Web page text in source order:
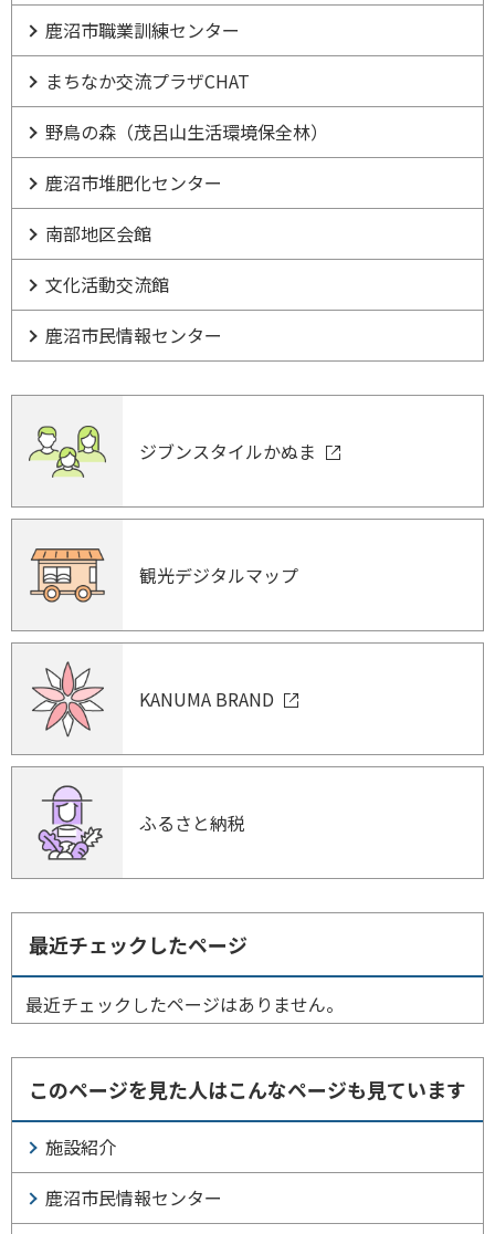
鹿沼市職業訓練センター
まちなか交流プラザCHAT
野鳥の森（茂呂山生活環境保全林）
鹿沼市堆肥化センター
南部地区会館
文化活動交流館
鹿沼市民情報センター
ジブンスタイルかぬま
観光デジタルマップ
KANUMA BRAND
ふるさと納税
最近チェックしたページ
最近チェックしたページはありません。
このページを見た人はこんなページも見ています
施設紹介
鹿沼市民情報センター